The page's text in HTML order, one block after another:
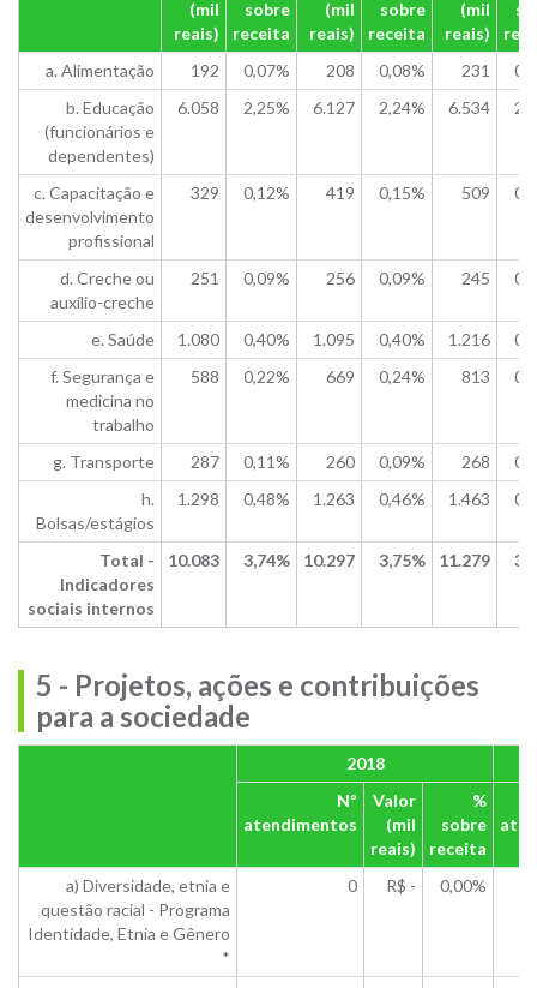
(mil
reais)
sobre
receita
(mil
reais)
sobre
receita
(mil
reais)
a. Alimentação
192 0,07% 208 0,08% 231
b. Educação
(funcionários e
dependentes)
6.058 2,25% 6.127 2,24% 6.534
c. Capacitação e
desenvolvimento
profissional
329 0,12% 419 0,15% 509
d. Creche ou
auxílio-creche
251 0,09% 256 0,09% 245
e. Saúde 1.080 0,40% 1.095 0,40% 1.216
f. Segurança e
medicina no
trabalho
588 0,22% 669 0,24% 813
g. Transporte 287 0,11% 260 0,09% 268
h.
Bolsas/estágios
1.298 0,48% 1.263 0,46% 1.463
Total -
Indicadores
sociais internos
10.083 3,74% 10.297 3,75% 11.279
5 - Projetos, ações e contribuições
para a sociedade
2018
Nº
atendimentos
Valor
(mil
reais)
%
sobre
receita
a) Diversidade, etnia e
questão racial - Programa
Identidade, Etnia e Gênero
*
0 R$ - 0,00%